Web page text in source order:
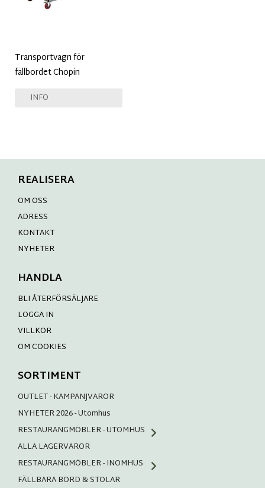
Transportvagn för
fällbordet Chopin
INFO
REALISERA
OM OSS
ADRESS
KONTAKT
NYHETER
HANDLA
BLI ÅTERFÖRSÄLJARE
LOGGA IN
VILLKOR
OM COOKIES
SORTIMENT
OUTLET - KAMPANJVAROR
NYHETER 2026 - Utomhus
RESTAURANGMÖBLER - UTOMHUS
ALLA LAGERVAROR
RESTAURANGMÖBLER - INOMHUS
FÄLLBARA BORD & STOLAR